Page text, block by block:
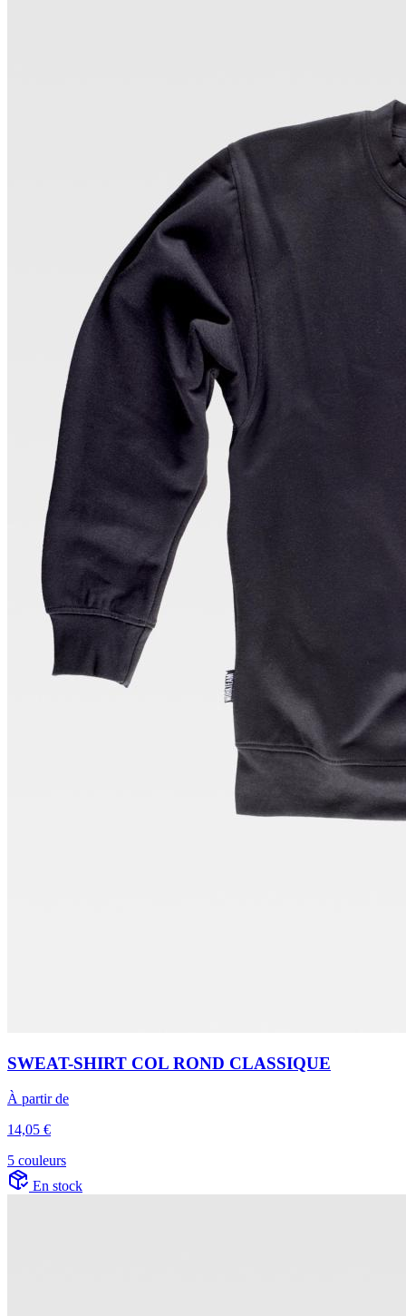
SWEAT-SHIRT COL ROND CLASSIQUE
À partir de
14,05 €
5 couleurs
En stock